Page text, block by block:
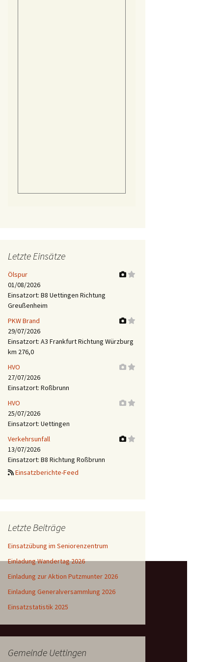
Letzte Einsätze
Ölspur
01/08/2026
Einsatzort: B8 Uettingen Richtung
Greußenheim
PKW Brand
29/07/2026
Einsatzort: A3 Frankfurt Richtung Würzburg
km 276,0
HVO
27/07/2026
Einsatzort: Roßbrunn
HVO
25/07/2026
Einsatzort: Uettingen
Verkehrsunfall
13/07/2026
Einsatzort: B8 Richtung Roßbrunn
Einsatzberichte-Feed
Letzte Beiträge
Einsatzübung im Seniorenzentrum
Einladung Wandertag 2026
Einladung zur Aktion Putzmunter 2026
Einladung Generalversammlung 2026
Einsatzstatistik 2025
Gemeinde Uettingen